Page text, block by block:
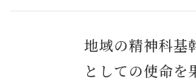
地域の精神科基
としての使命を